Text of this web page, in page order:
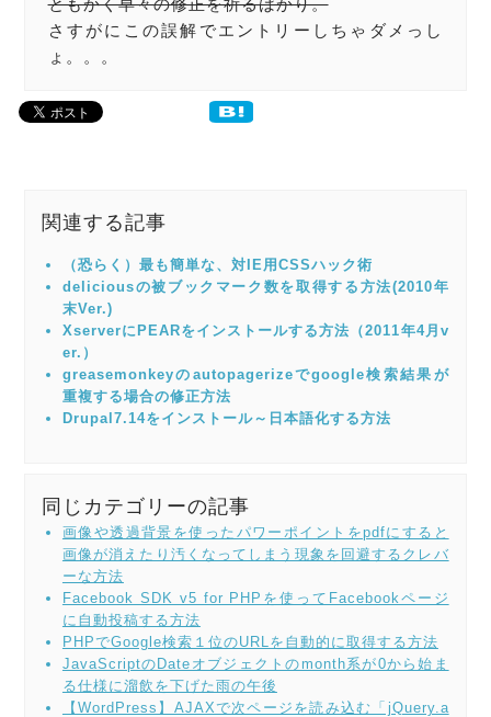
さすがにこの誤解でエントリーしちゃダメっし
ょ。。。
関連する記事
（恐らく）最も簡単な、対IE用CSSハック術
deliciousの被ブックマーク数を取得する方法(2010年
末Ver.)
XserverにPEARをインストールする方法（2011年4月v
er.）
greasemonkeyのautopagerizeでgoogle検索結果が
重複する場合の修正方法
Drupal7.14をインストール～日本語化する方法
同じカテゴリーの記事
画像や透過背景を使ったパワーポイントをpdfにすると
画像が消えたり汚くなってしまう現象を回避するクレバ
ーな方法
Facebook SDK v5 for PHPを使ってFacebookページ
に自動投稿する方法
PHPでGoogle検索１位のURLを自動的に取得する方法
JavaScriptのDateオブジェクトのmonth系が0から始ま
る仕様に溜飲を下げた雨の午後
【WordPress】AJAXで次ページを読み込む「jQuery.a